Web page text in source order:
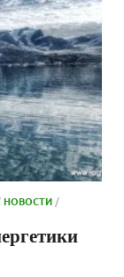
НОВОСТИ/